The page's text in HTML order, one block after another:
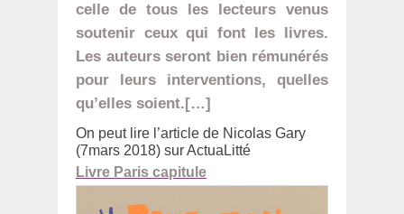
celle de tous les lecteurs venus
soutenir ceux qui font les livres.
Les auteurs seront bien rémunérés
pour leurs interventions, quelles
qu’elles soient.[…]
On peut lire l’article de Nicolas Gary
(7mars 2018) sur ActuaLitté
Livre Paris capitule